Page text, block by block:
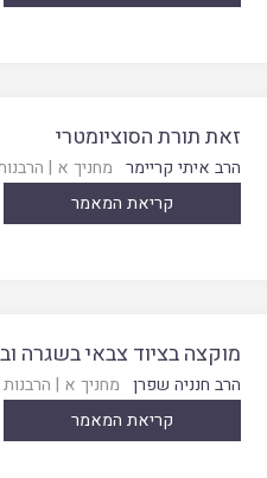
זאת תורת הסוציומטרי
הרב איתי קריימר מחניך א |
קריאת המאמר
מוקצה בציוד צבאי בשגרה
הרב חנניה שפרן מחניך א |
קריאת המאמר